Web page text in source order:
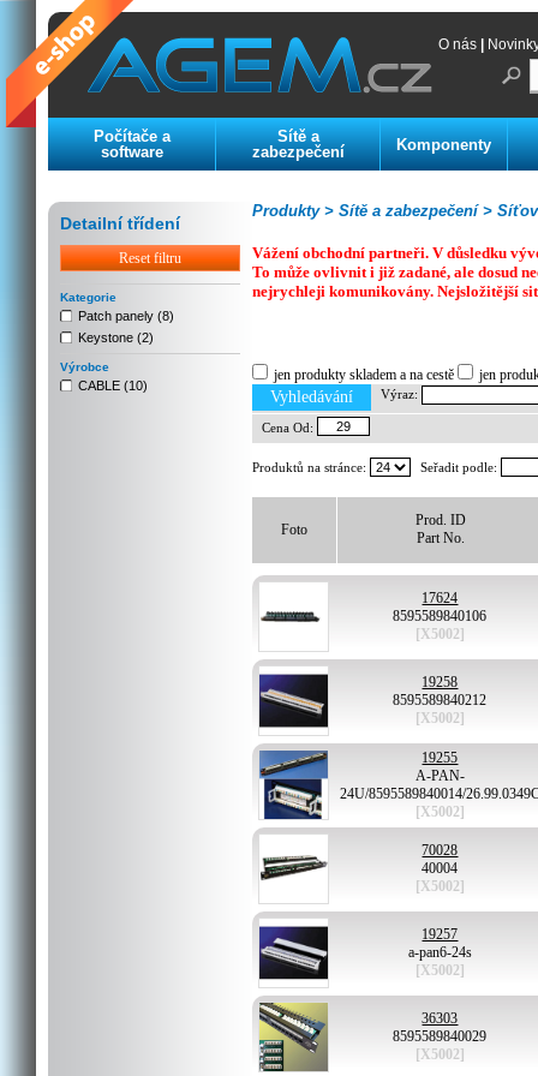
O nás
Počítače a
software
Sítě a
zabezpečení
Komponenty
Detailní třídení
Reset filtru
Kategorie
Patch panely (8)
Keystone (2)
Výrobce
CABLE (10)
Sítě a zabezpečení >
Produkty >
Vážení obchodní partneři. V důsledku
To může ovlivnit i již zadané, ale dosud
nejrychleji komunikovány. Nejsložitější
jen produkty skladem a na cestě jen
Vyhledávání Výraz:
Cena Od:
Produktů na stránce: Seřadit podle:
Foto
Prod. ID
Part No.
17624
8595589840106
[X5002]
19258
8595589840212
[X5002]
19255
A-PAN-
24U/8595589840014/
[X5002]
70028
40004
[X5002]
19257
a-pan6-24s
[X5002]
36303
8595589840029
[X5002]